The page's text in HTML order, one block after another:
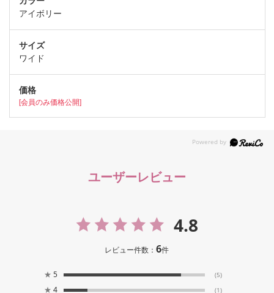
アイボリー
ワイド
[会員のみ価格公開]
ユーザーレビュー
4.8
レビュー件数：6件
★ 5 (5)
★ 4 (1)